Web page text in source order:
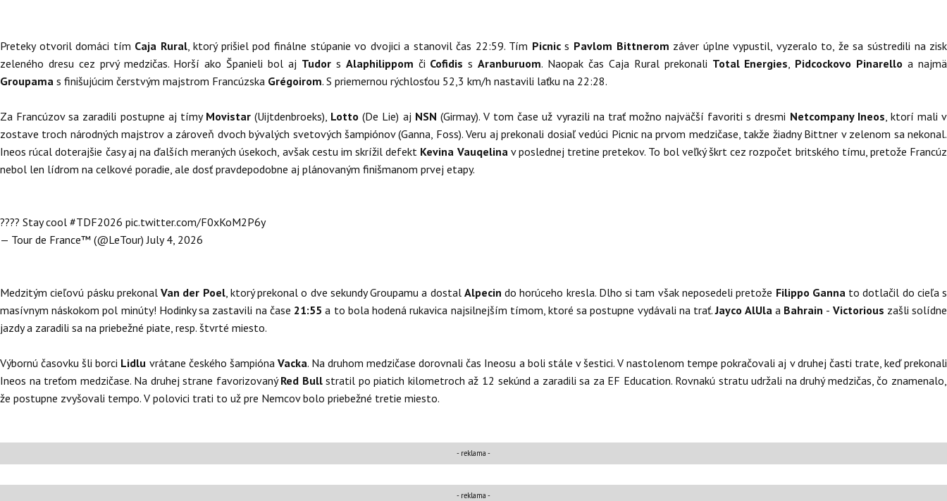
Preteky otvoril domáci tím Caja Rural, ktorý prišiel pod finálne stúpanie vo dvojici a stanovil čas 22:59. Tím Picnics Pavlom Bittnerom záver úplne vypustil, vyzeralo to, že sa sústredili na zisk
zeleného dresu cez prvý medzičas. Horší ako Španieli bol aj Tudor s Alaphilippom či CofidissAranburuom. Naopak čas Caja Rural prekonali Total Energies, Pidcockovo Pinarelloa najmä
Groupama s finišujúcim čerstvým majstrom Francúzska Grégoirom. S priemernou rýchlosťou 52,3 km/h nastavili laťku na 22:28.
Za Francúzov sa zaradili postupne aj tímy Movistar(Uijtdenbroeks), Lotto(De Lie) aj NSN (Girmay). V tom čase už vyrazili na trať možno najväčší favoriti s dresmi Netcompany Ineos, ktorí mali v
zostave troch národných majstrov a zároveň dvoch bývalých svetových šampiónov (Ganna, Foss). Veru aj prekonali dosiaľ vedúci Picnic na prvom medzičase, takže žiadny Bittner v zelenom sa nekonal.
Ineos rúcal doterajšie časy aj na ďalších meraných úsekoch, avšak cestu im skrížil defekt Kevina Vauqelina v poslednej tretine pretekov. To bol veľký škrt cez rozpočet britského tímu, pretože Francúz
nebol len lídrom na celkové poradie, ale dosť pravdepodobne aj plánovaným finišmanom prvej etapy.
???? Stay cool #TDF2026 pic.twitter.com/F0xKoM2P6y
— Tour de France™ (@LeTour)July 4, 2026
Medzitým cieľovú pásku prekonalVan der Poel, ktorý prekonal o dve sekundy Groupamu a dostal Alpecindo horúceho kresla. Dlho si tam však neposedeli pretože Filippo Ganna to dotlačil do cieľa s
masívnym náskokom pol minúty! Hodinky sa zastavili na čase 21:55 a to bola hodená rukavica najsilnejším tímom, ktoré sa postupne vydávali na trať.Jayco AlUla a Bahrain - Victorious zašli solídne
jazdy a zaradili sa na priebežné piate, resp. štvrté miesto.
Výbornú časovku šli borci Lidlu vrátane českého šampióna Vacka. Na druhom medzičase dorovnali čas Ineosu a boli stále v šestici. V nastolenom tempe pokračovali aj v druhej časti trate, keď prekonali
Ineos na treťom medzičase. Na druhej strane favorizovanýRed Bullstratil po piatich kilometroch až 12 sekúnd a zaradili sa za EF Education. Rovnakú stratu udržali na druhý medzičas, čo znamenalo,
že postupne zvyšovali tempo. V polovici trati to už pre Nemcov bolo priebežné tretie miesto.
- reklama -
- reklama -